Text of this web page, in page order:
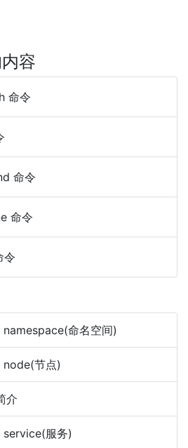
容
命令
命令
命令
令
命名空间)
节点)
介
服务)